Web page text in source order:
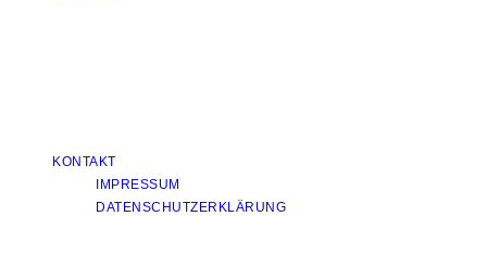
KONTAKT
IMPRESSUM
DATENSCHUTZERKLÄRUNG